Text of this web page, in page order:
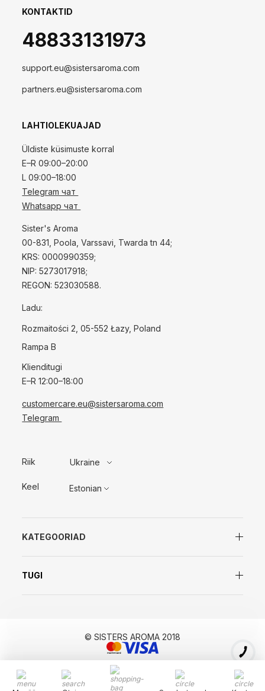
KONTAKTID
48833131973
support.eu@sistersaroma.com
partners.eu@sistersaroma.com
LAHTIOLEKUAJAD
Üldiste küsimuste korral
E–R 09:00–20:00
L 09:00–18:00
Telegram чат
Whatsapp чат
Sister's Aroma
00-831, Poola, Varssavi, Twarda tn 44;
KRS: 0000990359;
NIP: 5273017918;
REGON: 523030588.
Ladu:
Rozmaitości 2, 05-552 Łazy, Poland
Rampa B
Klienditugi
E–R 12:00–18:00
customercare.eu@sistersaroma.com
Telegram
KATEGOORIAD
TUGI
Riik Ukraine
Keel Estonian
© SISTERS AROMA 2018